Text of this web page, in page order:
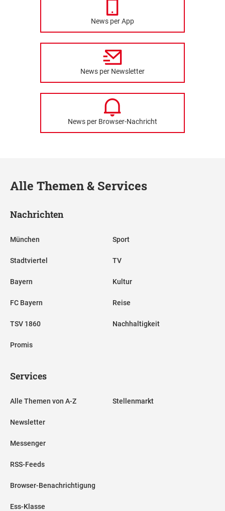
News per App
News per Newsletter
News per Browser-Nachricht
Alle Themen & Services
Nachrichten
München
Stadtviertel
Bayern
FC Bayern
TSV 1860
Promis
Sport
TV
Kultur
Reise
Nachhaltigkeit
Services
Alle Themen von A-Z
Newsletter
Messenger
RSS-Feeds
Browser-Benachrichtigung
Ess-Klasse
Stellenmarkt